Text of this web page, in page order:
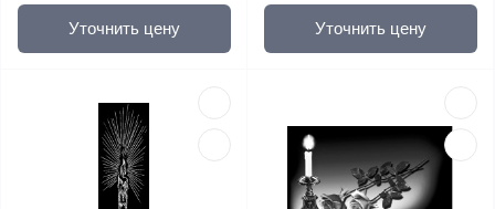
Уточнить цену Уточнить цену